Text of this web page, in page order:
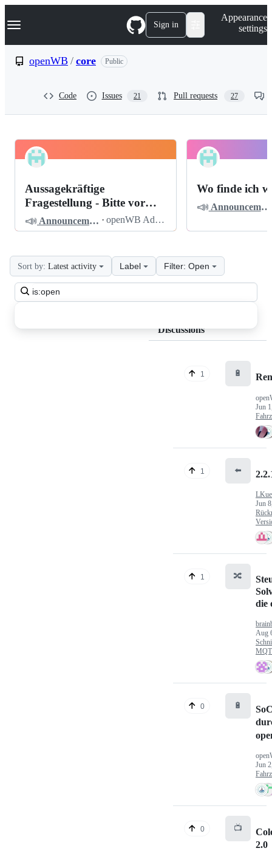
k
p
Navigation Menu Sign in
Appearance
settings
openWB / core Public
Code Issues 21 Pull requests 27
openWB
Discussions
Pinned
Aussagekräftige
Fragestellung - Bitte vor
dem Posten lesen
📣 Announcements · openWB Admin
Wo finde ich
📣 Announcements
Search
all
Sort by: Latest activity Label Filter: Open
Discussions
1 🔋
Jun
1 ⬅️
Jun
1 🔀
die
Aug
0 🔋
Jun
0 📺
2.0